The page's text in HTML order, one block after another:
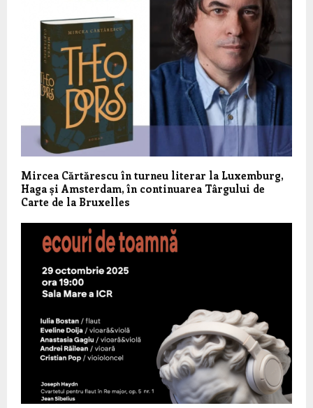
Mircea Cărtărescu în turneu literar la Luxemburg,
Haga și Amsterdam, în continuarea Târgului de
Carte de la Bruxelles